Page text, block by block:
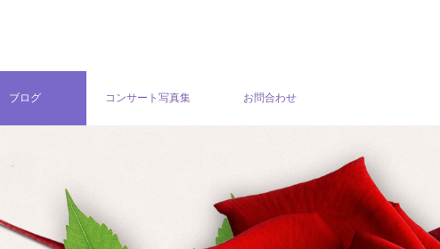
ブログ コンサート写真集 お問合わせ